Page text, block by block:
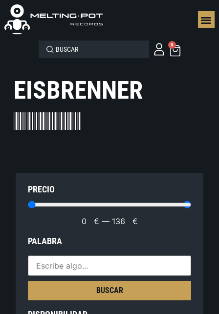
0
EISBRENNER
PRECIO
0 € — 136 €
PALABRA
BUSCAR